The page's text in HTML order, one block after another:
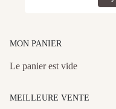
MON PANIER
Le panier est vide
MEILLEURE VENTE